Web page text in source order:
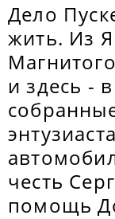
Дело
жить. Из
и здесь -
честь
помощь